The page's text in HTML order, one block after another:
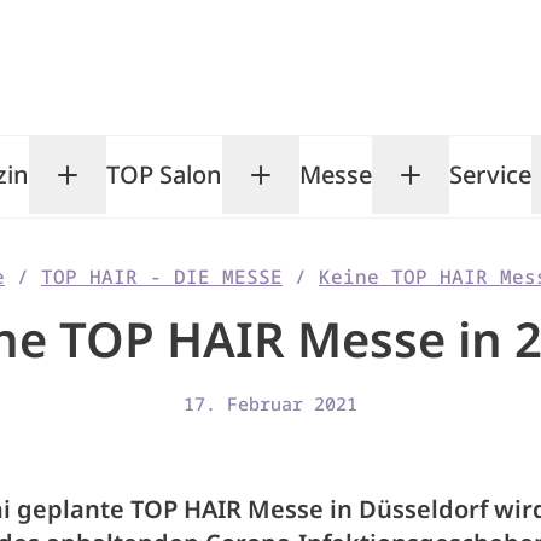
Toggle Magazin submenu
TOP Salon Toggle TOP Salon
Messe ToggleService
/ TOP HAIR - DIE MESSE / Keine TOP HAIR
TOP HAIR Messe in
17. Februar 2021
geplante TOP HAIR Messe in Düsseldorf